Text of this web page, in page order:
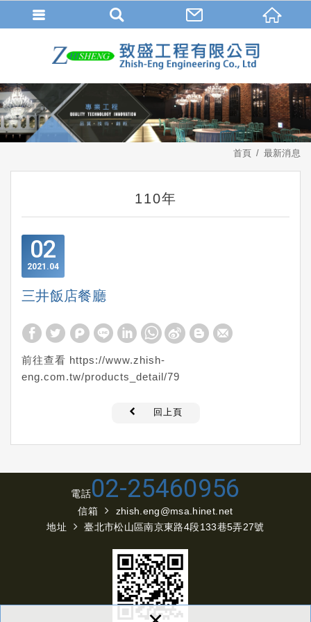
首頁 最新消息
110年
02
04
2021
三井飯店餐廳
前往查看 https://www.zhish-
eng.com.tw/products_detail/79
回上頁
電話02-25460956
信箱
zhish.eng@msa.hinet.net
地址
臺北市松山區南京東路4段133巷5弄27號